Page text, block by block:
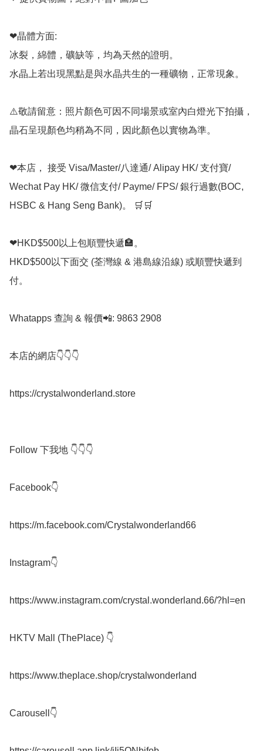
❤晶體方面:
冰裂，綿體，礦缺等，均為天然的證明。
水晶上若出現黑點是與水晶共生的一種礦物，正常現象。
⚠️敬請留意：照片顏色可因不同場景或室內白燈光下拍攝，
晶石呈現顏色均稍為不同，因此顏色以實物為準。
❤本店， 接受 Visa/Master/八達通/ Alipay HK/ 支付寶/
Wechat Pay HK/ 微信支付/ Payme/ FPS/ 銀行過數(BOC,
HSBC & Hang Seng Bank)。 🛒🛒
❤HKD$500以上包順豐快遞🏣。
HKD$500以下面交 (荃灣線 & 港島線沿線) 或順豐快遞到
付。
Whatapps 查詢 & 報價📲: 9863 2908
本店的網店👇👇👇
https://crystalwonderland.store
Follow 下我地 👇👇👇
Facebook👇
https://m.facebook.com/Crystalwonderland66
Instagram👇
https://www.instagram.com/crystal.wonderland.66/?hl=en
HKTV Mall (ThePlace) 👇
https://www.theplace.shop/crystalwonderland
Carousell👇